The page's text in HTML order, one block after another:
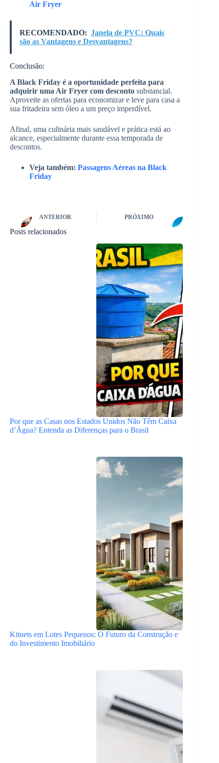
Air Fryer
RECOMENDADO: Janela de PVC: Quais
são as Vantagens e Desvantagens?
Conclusão:
A Black Friday é a oportunidade perfeita para
adquirir uma Air Fryer com desconto substancial.
Aproveite as ofertas para economizar e leve para casa a
sua fritadeira sem óleo a um preço imperdível.
Afinal, uma culinária mais saudável e prática está ao
alcance, especialmente durante essa temporada de
descontos.
Veja também: Passagens Aéreas na Black
Friday
ANTERIOR PRÓXIMO
Posts relacionados
Por que as Casas nos Estados Unidos Não Têm Caixa
d’Água? Entenda as Diferenças para o Brasil
Kitnets em Lotes Pequenos: O Futuro da Construção e
do Investimento Imobiliário